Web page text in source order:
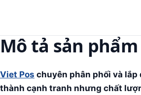
Mô tả sản phẩm
Viet Pos chuyên phân phối và lắp
thành cạnh tranh nhưng chất